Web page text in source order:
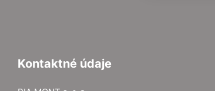
Kontaktné údaje